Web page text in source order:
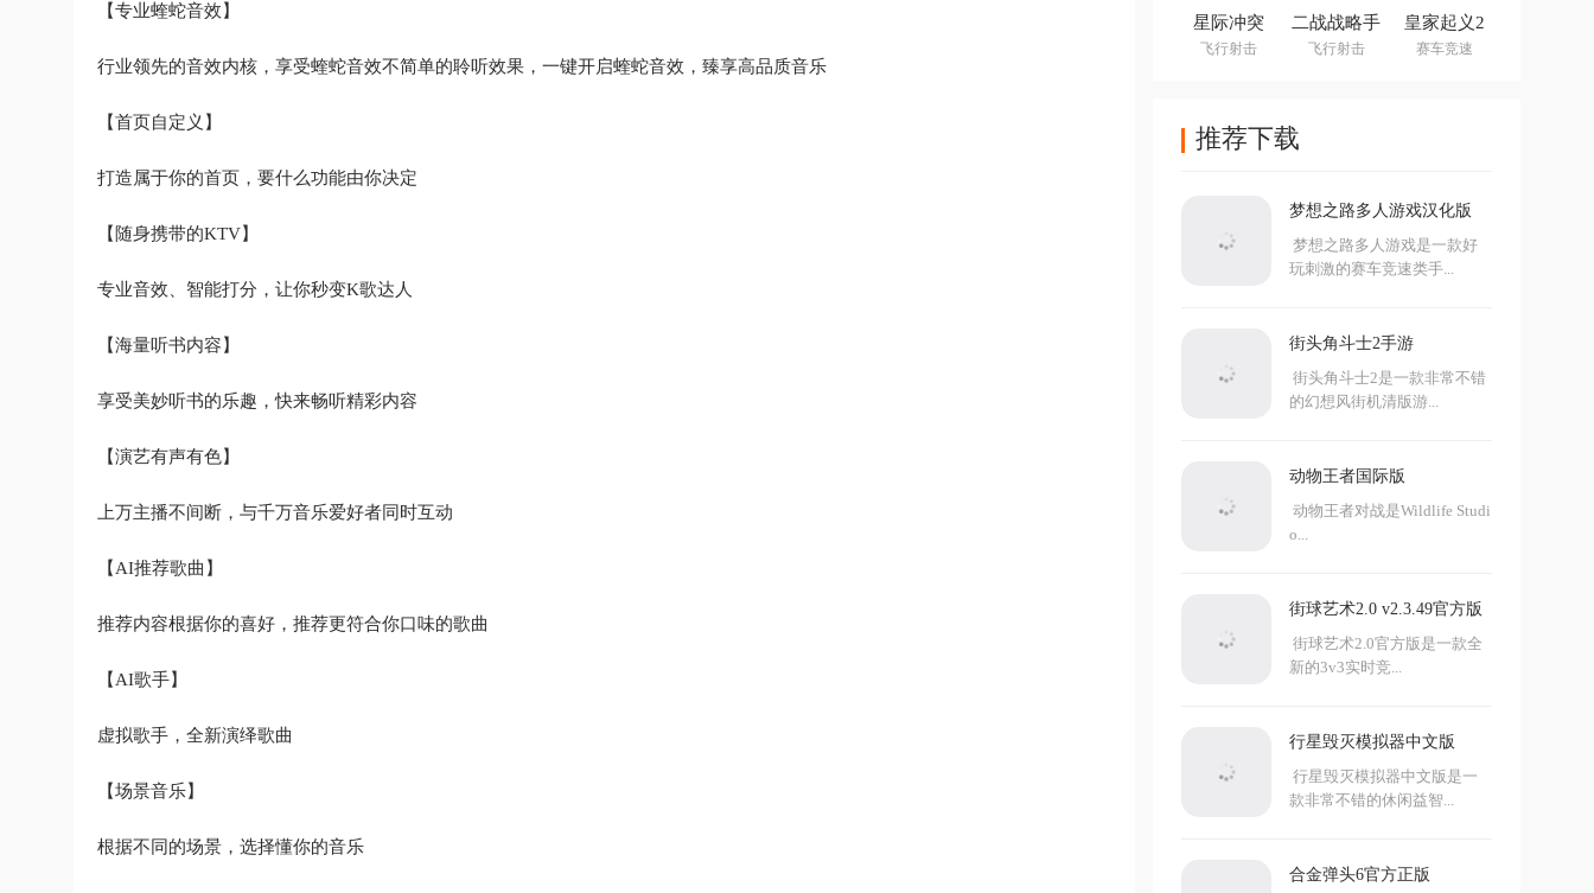
【专业蝰蛇音效】
行业领先的音效内核，享受蝰蛇音效不简单的聆听效果，一键开启蝰蛇音效，臻享高品质音乐
【首页自定义】
打造属于你的首页，要什么功能由你决定
【随身携带的KTV】
专业音效、智能打分，让你秒变K歌达人
【海量听书内容】
享受美妙听书的乐趣，快来畅听精彩内容
【演艺有声有色】
上万主播不间断，与千万音乐爱好者同时互动
【AI推荐歌曲】
推荐内容根据你的喜好，推荐更符合你口味的歌曲
【AI歌手】
虚拟歌手，全新演绎歌曲
【场景音乐】
根据不同的场景，选择懂你的音乐
星际冲突
飞行射击
二战战略手
游最新版
飞行射击
皇家起义2
中文最新版
赛车竞速
推荐下载
梦想之路多人游戏汉化版
梦想之路多人游戏是一款好
玩刺激的赛车竞速类手...
街头角斗士2手游
街头角斗士2是一款非常不错
的幻想风街机清版游...
动物王者国际版
动物王者对战是Wildlife Studi
o...
街球艺术2.0 v2.3.49官方版
街球艺术2.0官方版是一款全
新的3v3实时竞...
行星毁灭模拟器中文版
行星毁灭模拟器中文版是一
款非常不错的休闲益智...
合金弹头6官方正版